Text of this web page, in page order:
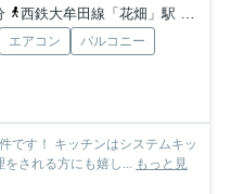
西鉄大牟田線「花畑」駅 徒歩13分
エアコン
バルコニー
です！ キッチンはシステムキッ
される方にも嬉し... もっと見